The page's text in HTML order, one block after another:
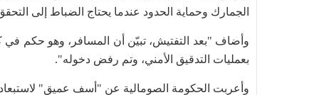
الجمارك وحماية الحدود عندما يحتاج الضباط إلى
وأضاف "بعد التفتيش، تبيّن أن المسافر، وهو حكم
بعمليات التدقيق الأمني، وتم رفض دخوله".
وأعربت الحكومة الصومالية عن "أسف عميق"